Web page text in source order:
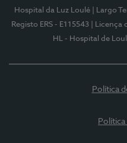
Hospital da Luz Loulé | Largo
Registo ERS - E115543
| Licença
HL - Hospital de
Política